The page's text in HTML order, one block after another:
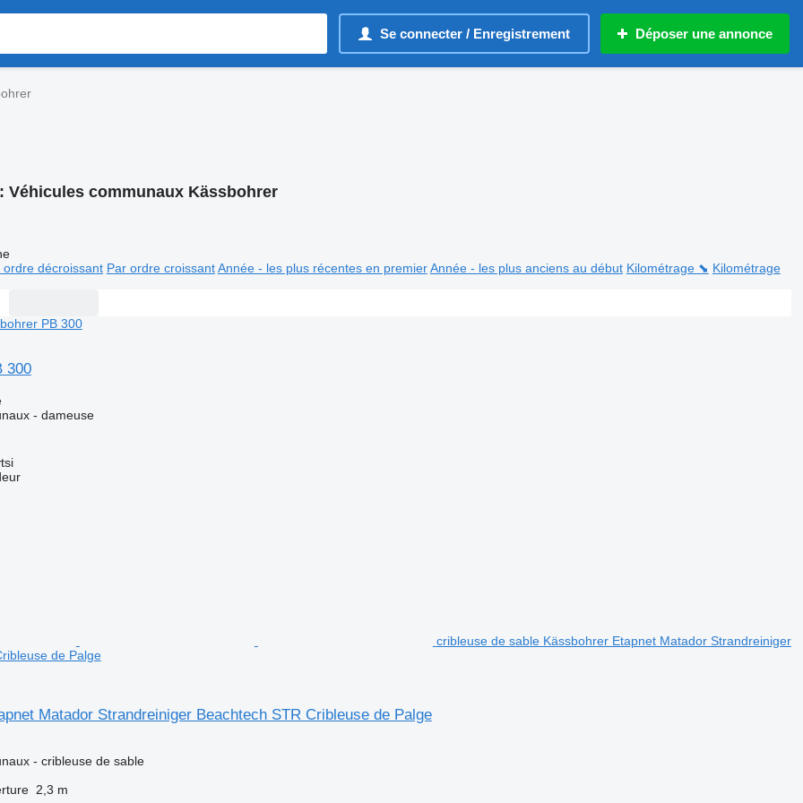
Se connecter / Enregistrement Déposer une annonce
Véhicules communaux Kässbohrer
ordre décroissant Par ordre croissant Année - les plus récentes en premier Année - les plus anciens au début Kilométrage ⬊ Kilométrage
300
- dameuse
cribleuse de sable Kässbohrer Etapnet Matador Strandreiniger
de Palge
Matador Strandreiniger Beachtech STR Cribleuse de Palge
- cribleuse de sable
2,3 m